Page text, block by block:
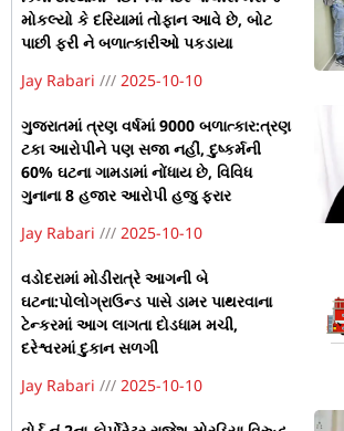
મોકલ્યો કે દરિયામાં તોફાન આવે છે, બોટ
પાછી ફરી ને બળાત્કારીઓ પકડાયા
Jay Rabari
2025-10-10
ગુજરાતમાં ત્રણ વર્ષમાં 9000 બળાત્કાર:ત્રણ
ટકા આરોપીને પણ સજા નહીં, દુષ્કર્મની
60% ઘટના ગામડામાં નોંધાય છે, વિવિધ
ગુનાના 8 હજાર આરોપી હજુ ફરાર
Jay Rabari
2025-10-10
વડોદરામાં મોડીરાત્રે આગની બે
ઘટના:પોલોગ્રાઉન્ડ પાસે ડામર પાથરવાના
ટેન્કરમાં આગ લાગતા દોડધામ મચી,
દરેશ્વરમાં દુકાન સળગી
Jay Rabari
2025-10-10